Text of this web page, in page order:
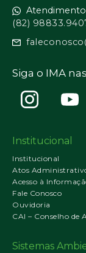
(82)
Siga o IMA
Institucional
Institucional
Atos
Acesso à
Fale Conosco
Ouvidoria
CAI – Conselho de
Sistemas